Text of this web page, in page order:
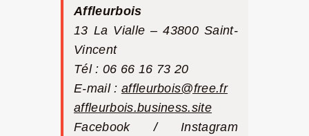
Affleurbois
13 La Vialle – 43800 Saint-
Vincent
Tél : 06 66 16 73 20
E-mail : affleurbois@free.fr
affleurbois.business.site
Facebook/Instagram